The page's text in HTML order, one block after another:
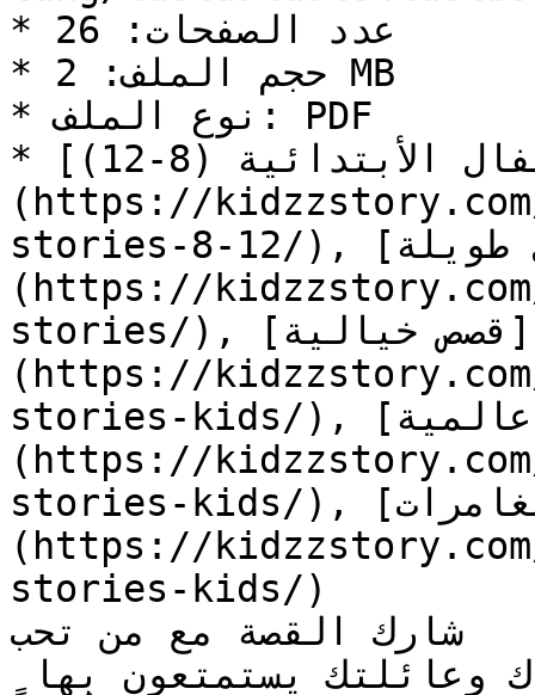
* عدد الصفحات: 26
* حجم الملف: 2 MB
* نوع الملف: PDF
* التصنيف: [قصص أطفال الأبتدائية (8-12)]
(https://
stories-8-12/), [قصص أطفال طويلة]
(https://
stories/), [قصص خيالية]
(https://
stories-kids/), [قصص عالمية]
(https://
stories-kids/), [قصص مغامرات]
(https://
stories-kids/)
شارك القصة مع من تحب